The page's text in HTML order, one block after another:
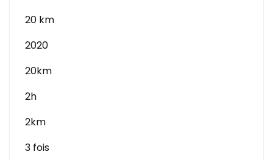
20 km
2020
20km
2h
2km
3 fois